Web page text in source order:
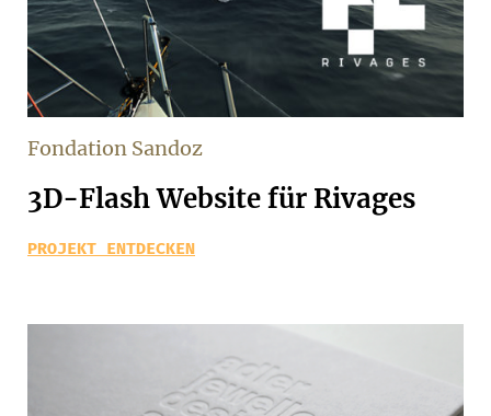
Fondation Sandoz
3D-Flash Website für Rivages
PROJEKT ENTDECKEN